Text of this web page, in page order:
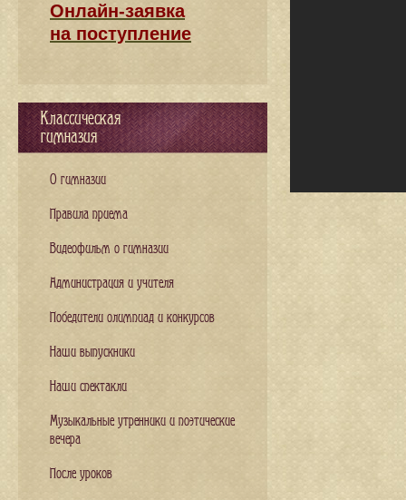
Онлайн-заявка
на поступление
Классическая
гимназия
О гимназии
Правила приема
Видеофильм о гимназии
Администрация и учителя
Победители олимпиад и конкурсов
Наши выпускники
Наши спектакли
Музыкальные утренники и поэтические
вечера
После уроков